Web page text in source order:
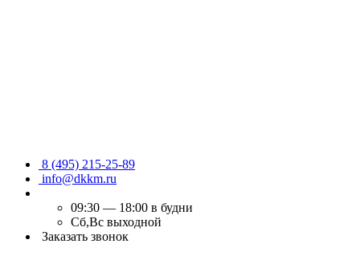
8 (495) 215-25-89
info@dkkm.ru
09:30 — 18:00 в будни
Сб,Вс выходной
Заказать звонок